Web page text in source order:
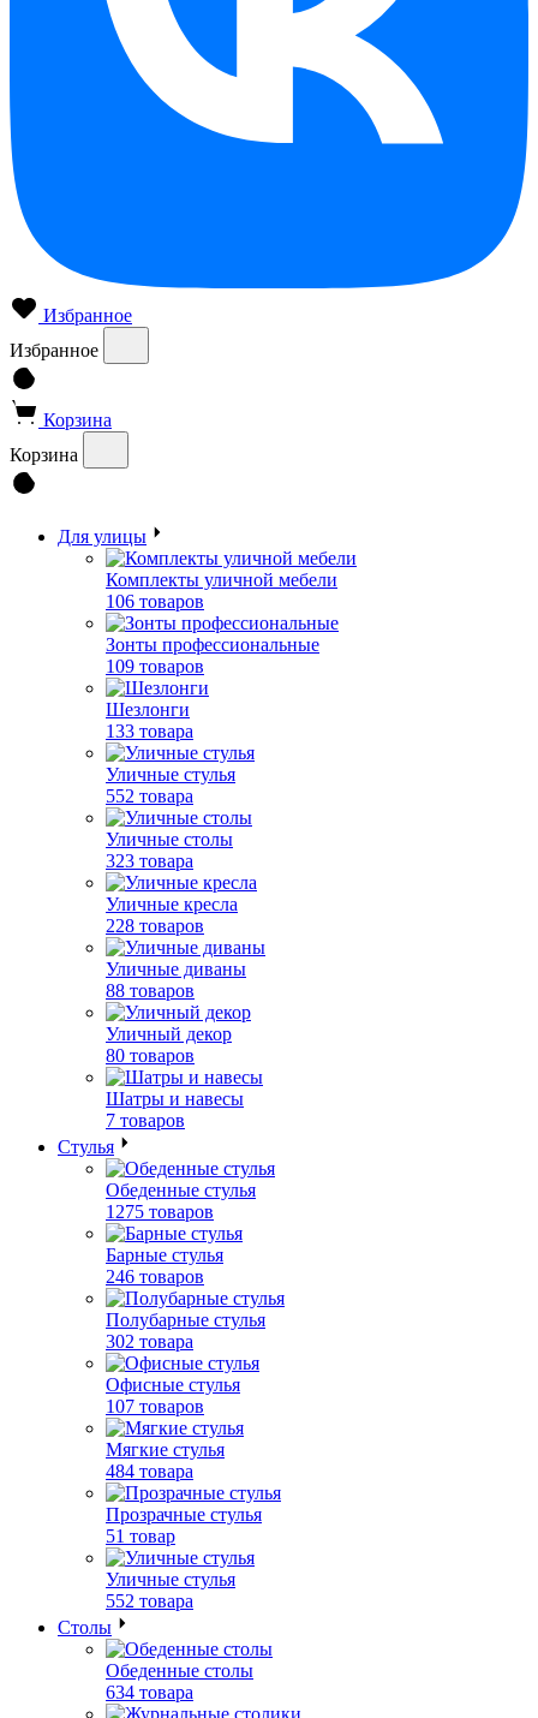
Избранное
Избранное
Корзина
Корзина
Для улицы
Комплекты уличной мебели
106 товаров
Зонты профессиональные
109 товаров
Шезлонги
133 товара
Уличные стулья
552 товара
Уличные столы
323 товара
Уличные кресла
228 товаров
Уличные диваны
88 товаров
Уличный декор
80 товаров
Шатры и навесы
7 товаров
Стулья
Обеденные стулья
1275 товаров
Барные стулья
246 товаров
Полубарные стулья
302 товара
Офисные стулья
107 товаров
Мягкие стулья
484 товара
Прозрачные стулья
51 товар
Уличные стулья
552 товара
Столы
Обеденные столы
634 товара